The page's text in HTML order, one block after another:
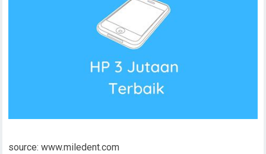
source: www.miledent.com